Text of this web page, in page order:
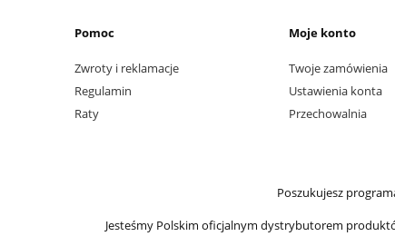
Pomoc
Zwroty i reklamacje
Regulamin
Raty
Moje konto
Twoje zamówienia
Ustawienia konta
Przechowalnia
Poszukujesz
Jesteśmy Polskim oficjalnym dystrybutorem